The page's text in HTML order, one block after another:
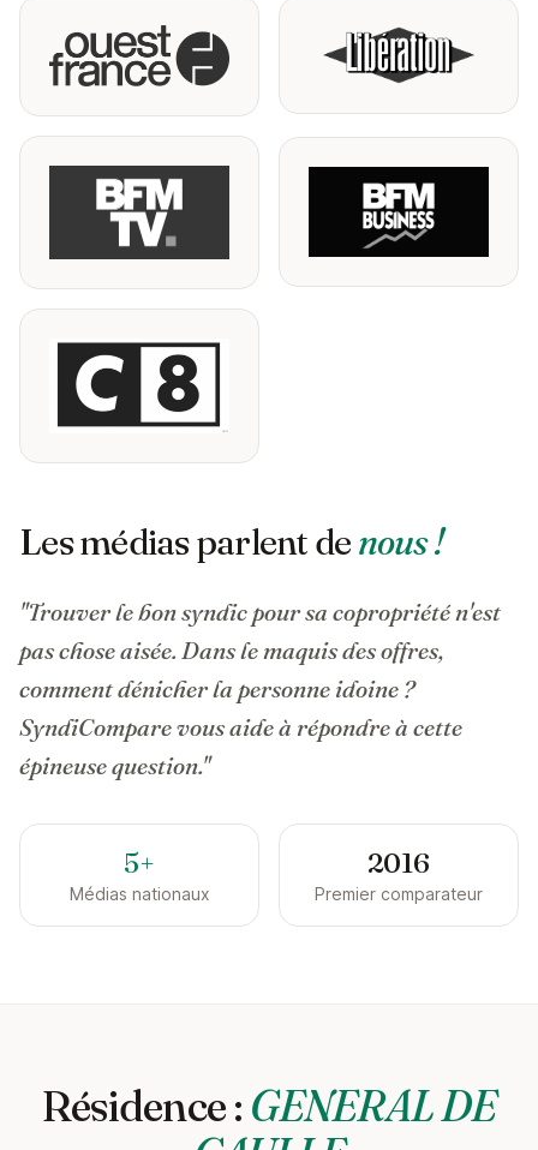
Les médias parlent denous !
"Trouver le bon syndic pour sa copropriété n'est
pas chose aisée. Dans le maquis des offres,
comment dénicher la personne idoine ?
SyndiCompare vous aide à répondre à cette
épineuse question."
5+
Médias nationaux
2016
Premier comparateur
Résidence : GENERAL DE